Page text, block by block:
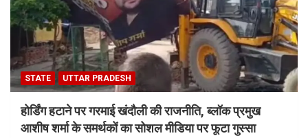
STATE UTTAR PRADESH
होर्डिंग हटाने पर गरमाई खंदौली की राजनीति, ब्लॉक प्रमुख
आशीष शर्मा के समर्थकों का सोशल मीडिया पर फूटा गुस्सा